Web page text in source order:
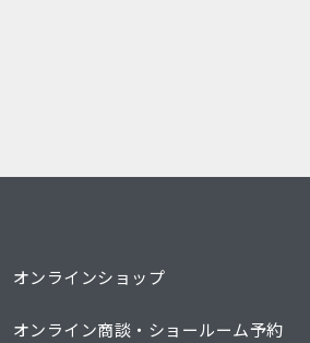
オンラインショップ
オンライン商談・ショールーム予約